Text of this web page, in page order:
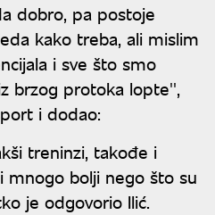
dobro, pa postoje
kako treba, ali mislim
i sve što smo
brzog protoka lopte'',
i dodao:
treninzi, takođe i
mnogo bolji nego što su
je odgovorio Ilić.